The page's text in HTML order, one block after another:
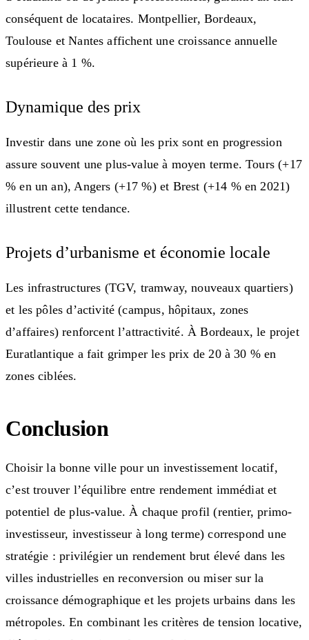
conséquent de locataires. Montpellier, Bordeaux,
Toulouse et Nantes affichent une croissance annuelle
supérieure à 1 %.
Dynamique des prix
Investir dans une zone où les prix sont en progression
assure souvent une plus-value à moyen terme. Tours (+17
% en un an), Angers (+17 %) et Brest (+14 % en 2021)
illustrent cette tendance.
Projets d’urbanisme et économie locale
Les infrastructures (TGV, tramway, nouveaux quartiers)
et les pôles d’activité (campus, hôpitaux, zones
d’affaires) renforcent l’attractivité. À Bordeaux, le projet
Euratlantique a fait grimper les prix de 20 à 30 % en
zones ciblées.
Conclusion
Choisir la bonne ville pour un investissement locatif,
c’est trouver l’équilibre entre rendement immédiat et
potentiel de plus-value. À chaque profil (rentier, primo-
investisseur, investisseur à long terme) correspond une
stratégie : privilégier un rendement brut élevé dans les
villes industrielles en reconversion ou miser sur la
croissance démographique et les projets urbains dans les
métropoles. En combinant les critères de tension locative,